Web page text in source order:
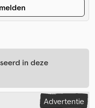
in deze
Advertentie